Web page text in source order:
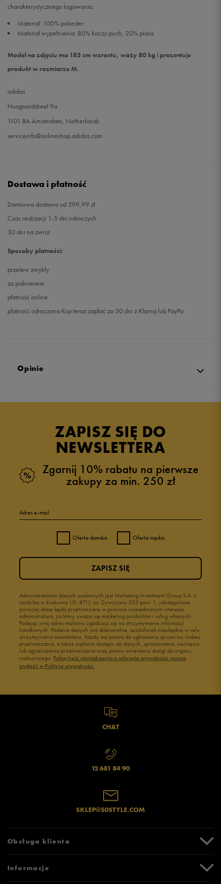
charakterystycznego logowania.
Materiał: 100% poliester
Materiał wypełnienia: 80% kaczy puch, 20% pióra
Model na zdjęciu ma 183 cm wzrostu, waży 80 kg i prezentuje
produkt w rozmiarze M.
adidas
Hoogoorddreef 9a
1101 BA Amsterdam, Netherlands
serviceinfo@onlineshop.adidas.com
Dostawa i płatność
Darmowa dostawa od 299,99 zł
Czas realizacji 1-5 dni roboczych
30 dni na zwrot
Sposoby płatności:
przelew zwykły
za pobraniem
płatność online
płatność odroczona Kup teraz zapłać za 30 dni z Klarną lub PayPo
Opinie
ZAPISZ SIĘ DO
NEWSLETTERA
Zgarnij 10% rabatu na pierwsze
zakupy za min. 250 zł
Adres e-mail
Oferta damska Oferta męska
Administratorem danych osobowych jest Marketing Investment Group S.A. z
siedzibą w Krakowie (31-871), os. Dywizjonu 303 paw. 1, udostępnione
powyżej dane będą przetwarzane w prawnie uzasadnionym interesie
administratora, za który uważa się marketing produktów i usług własnych.
Podając swój adres mailowy zgadzasz się na otrzymywanie informacji
handlowych. Podanie danych jest dobrowolne, aczkolwiek niezbędne w celu
otrzymywania newslettera. Każdy ma prawo do zgłoszenia sprzeciwu wobec
przetwarzania, a także żądania dostępu do danych, sprostowania, usunięcia
lub ograniczenia przetwarzania oraz prawo wniesienia skargi do organu
nadzorczego. Pełną treść oświadczenia o ochronie prywatności można
znaleźć w Polityce prywatności.
ZAPISZ SIĘ
CHAT
12 681 84 90
SKLEP@50STYLE.COM
Obsługa klienta
Zwroty i reklamacje
Informacje